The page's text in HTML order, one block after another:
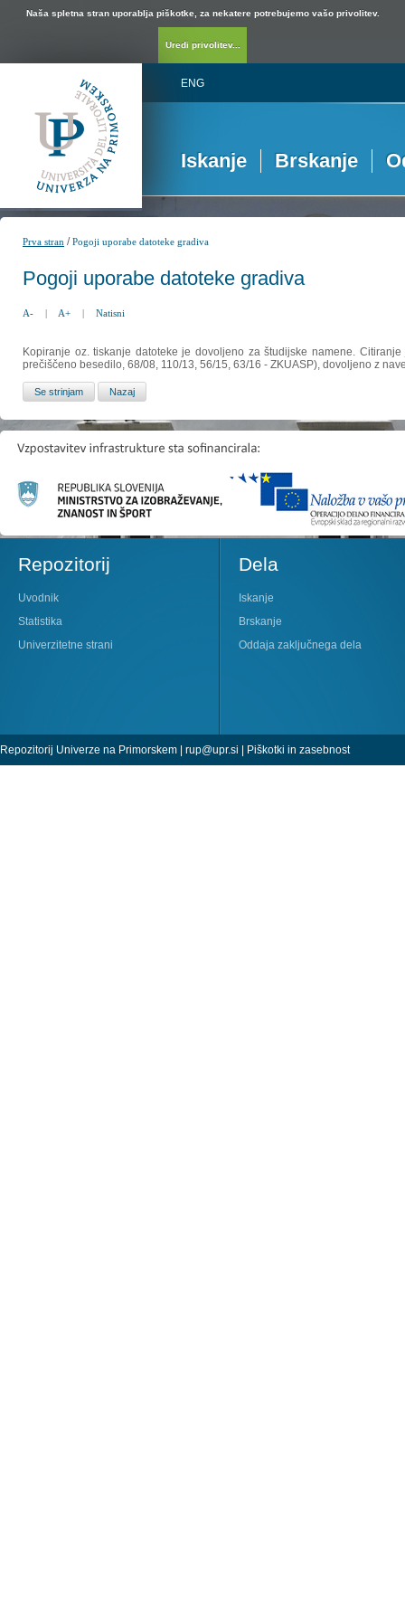
Naša spletna stran uporablja piškotke, za nekatere potrebujemo vašo privolitev.
Uredi privolitev...
ENG
Iskanje Brskanje
Prva stran /Pogoji uporabe datoteke gradiva
Pogoji uporabe datoteke gradiva
A- | A+ | Natisni
Kopiranje oz. tiskanje datoteke je dovoljeno za študijske namene.
prečiščeno besedilo, 68/08, 110/13, 56/15, 63/16 - ZKUASP), dovoljeno z
Repozitorij
Uvodnik
Statistika
Univerzitetne strani
Dela
Iskanje
Brskanje
Oddaja zaključnega dela
Repozitorij Univerze na Primorskem | rup@upr.si | Piškotki in zasebnost